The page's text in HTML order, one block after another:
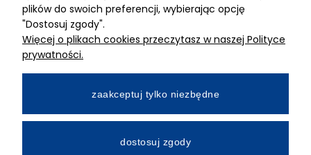
50-210 Wrocław
Dane rejestracyjne
NIP:8982325327
Wpłacony w całości
Numer konta bankowego
plików do swoich preferencji, wybierając opcję
"Dostosuj zgody".
Więcej o plikach cookies przeczytasz w naszej Polityce
prywatności.
zaakceptuj tylko niezbędne
dostosuj zgody